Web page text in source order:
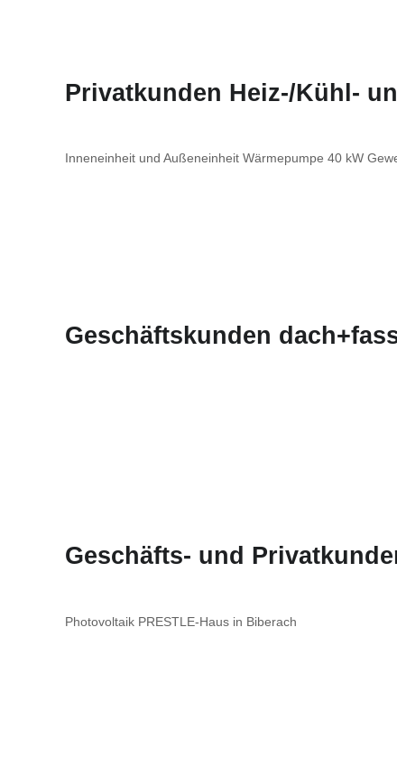
Privatkunden Heiz-/Kühl-
Inneneinheit und Außeneinheit Wärmepumpe 40 kW
Geschäftskunden
Geschäfts- und
Photovoltaik PRESTLE-Haus in Biberach